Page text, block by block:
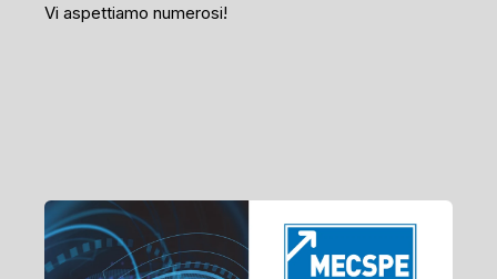
Vi aspettiamo numerosi!